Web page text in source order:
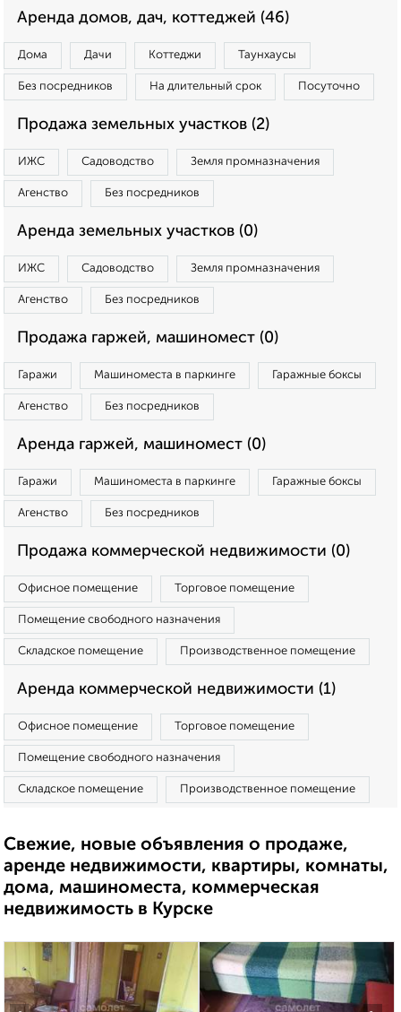
Аренда домов, дач, коттеджей (46)
Дома Дачи Коттеджи Таунхаусы
Без посредников На длительный срок Посуточно
Продажа земельных участков (2)
ИЖС Садоводство Земля промназначения
Агенство Без посредников
Аренда земельных участков (0)
ИЖС Садоводство Земля промназначения
Агенство Без посредников
Продажа гаржей, машиномест (0)
Гаражи Машиноместа в паркинге Гаражные боксы
Агенство Без посредников
Аренда гаржей, машиномест (0)
Гаражи Машиноместа в паркинге Гаражные боксы
Агенство Без посредников
Продажа коммерческой недвижимости (0)
Офисное помещение Торговое помещение
Помещение свободного назначения
Складское помещение Производственное помещение
Аренда коммерческой недвижимости (1)
Офисное помещение Торговое помещение
Помещение свободного назначения
Складское помещение Производственное помещение
Свежие, новые объявления о продаже,
аренде недвижимости, квартиры, комнаты,
дома, машиноместа, коммерческая
недвижимость в Курске